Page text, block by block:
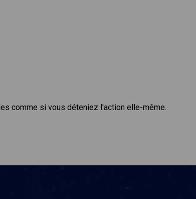
comme si vous déteniez l'action elle-même.